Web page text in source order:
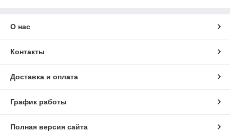
О нас
Контакты
Доставка и оплата
График работы
Полная версия сайта